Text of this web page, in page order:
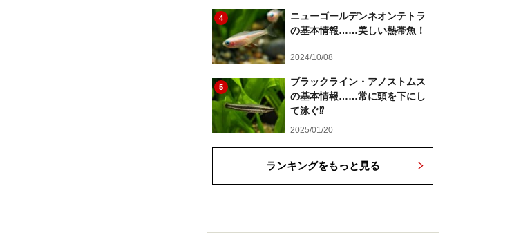
4
ニューゴールデンネオンテトラ
の基本情報……美しい熱帯魚！
2024/10/08
5
ブラックライン・アノストムス
の基本情報……常に頭を下にし
て泳ぐ⁉
2025/01/20
ランキングをもっと見る